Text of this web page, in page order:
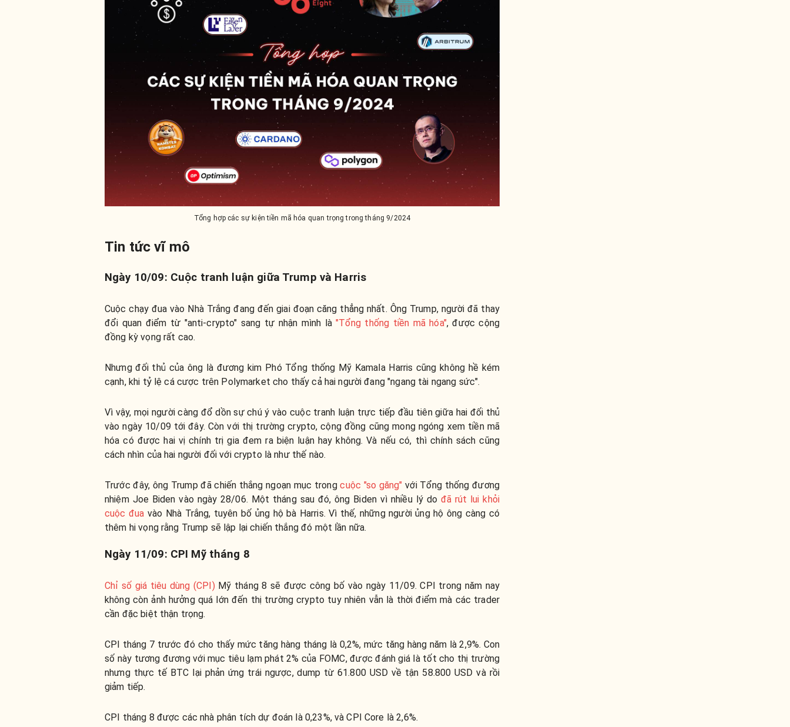
Tổng hợp các sự kiện tiền mã hóa quan trọng trong tháng 9/2024
Tin tức vĩ mô
Ngày 10/09: Cuộc tranh luận giữa Trump và Harris
Cuộc chạy đua vào Nhà Trắng đang đến giai đoạn căng thẳng nhất. Ông Trump, người đã thay
đổi quan điểm từ "anti-crypto" sang tự nhận mình là"Tổng thống tiền mã hóa", được cộng
đồng kỳ vọng rất cao.
Nhưng đối thủ của ông là đương kim Phó Tổng thống Mỹ Kamala Harris cũng không hề kém
cạnh, khi tỷ lệ cá cược trên Polymarket cho thấy cả hai người đang "ngang tài ngang sức".
Vì vậy, mọi người càng đổ dồn sự chú ý vào cuộc tranh luận trực tiếp đầu tiên giữa hai đối thủ
vào ngày 10/09 tới đây. Còn với thị trường crypto, cộng đồng cũng mong ngóng xem tiền mã
hóa có được hai vị chính trị gia đem ra biện luận hay không. Và nếu có, thì chính sách cũng
cách nhìn của hai người đối với crypto là như thế nào.
Trước đây, ông Trump đã chiến thắng ngoạn mục trongcuộc "so găng" với Tổng thống đương
nhiệm Joe Biden vào ngày 28/06. Một tháng sau đó, ông Biden vì nhiều lý do đã rút lui khỏi
cuộc đua vào Nhà Trắng, tuyên bố ủng hộ bà Harris. Vì thế, những người ủng hộ ông càng có
thêm hi vọng rằng Trump sẽ lập lại chiến thắng đó một lần nữa.
Ngày 11/09: CPI Mỹ tháng 8
Chỉ số giá tiêu dùng (CPI) Mỹ tháng 8 sẽ được công bố vào ngày 11/09. CPI trong năm nay
không còn ảnh hưởng quá lớn đến thị trường crypto tuy nhiên vẫn là thời điểm mà các trader
cần đặc biệt thận trọng.
CPI tháng 7 trước đó cho thấy mức tăng hàng tháng là 0,2%, mức tăng hàng năm là 2,9%. Con
số này tương đương với mục tiêu lạm phát 2% của FOMC, được đánh giá là tốt cho thị trường
nhưng thực tế BTC lại phản ứng trái ngược, dump từ 61.800 USD về tận 58.800 USD và rồi
giảm tiếp.
CPI tháng 8 được các nhà phân tích dự đoán là 0,23%, và CPI Core là 2,6%.